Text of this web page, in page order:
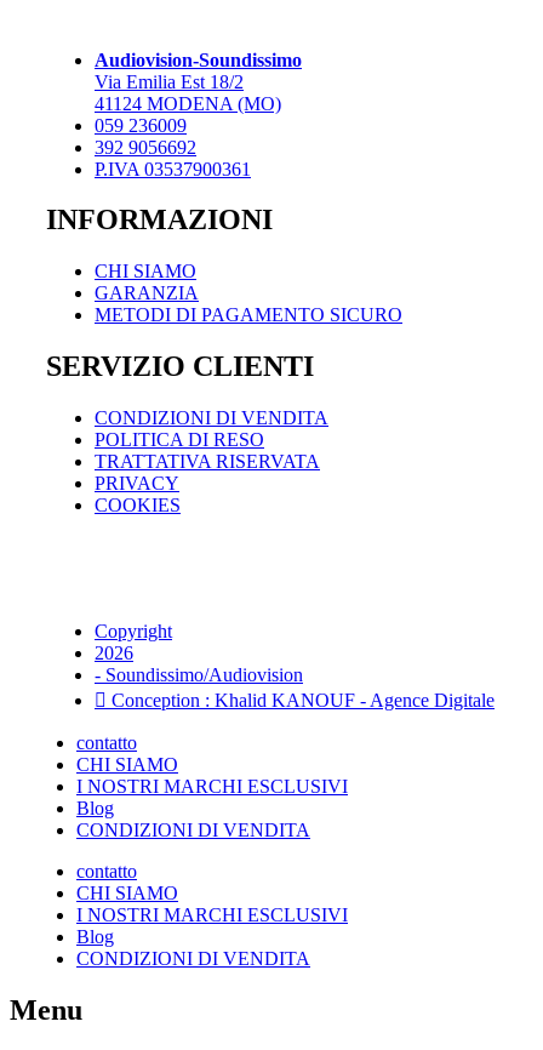
possono
essere
scelte
pagina
prodotto
Audiovision-Soundissimo
Via Emilia Est 18/2
41124 MODENA (MO)
059 236009
392 9056692
P.IVA 03537900361
INFORMAZIONI
CHI SIAMO
GARANZIA
METODI DI PAGAMENTO SICURO
SERVIZIO CLIENTI
CONDIZIONI DI VENDITA
POLITICA DI RESO
TRATTATIVA RISERVATA
PRIVACY
COOKIES
Copyright
2026
- Soundissimo/Audiovision
Conception : Khalid KANOUF - Agence Digitale
contatto
CHI SIAMO
I NOSTRI MARCHI ESCLUSIVI
Blog
CONDIZIONI DI VENDITA
contatto
CHI SIAMO
I NOSTRI MARCHI ESCLUSIVI
Blog
CONDIZIONI DI VENDITA
Menu